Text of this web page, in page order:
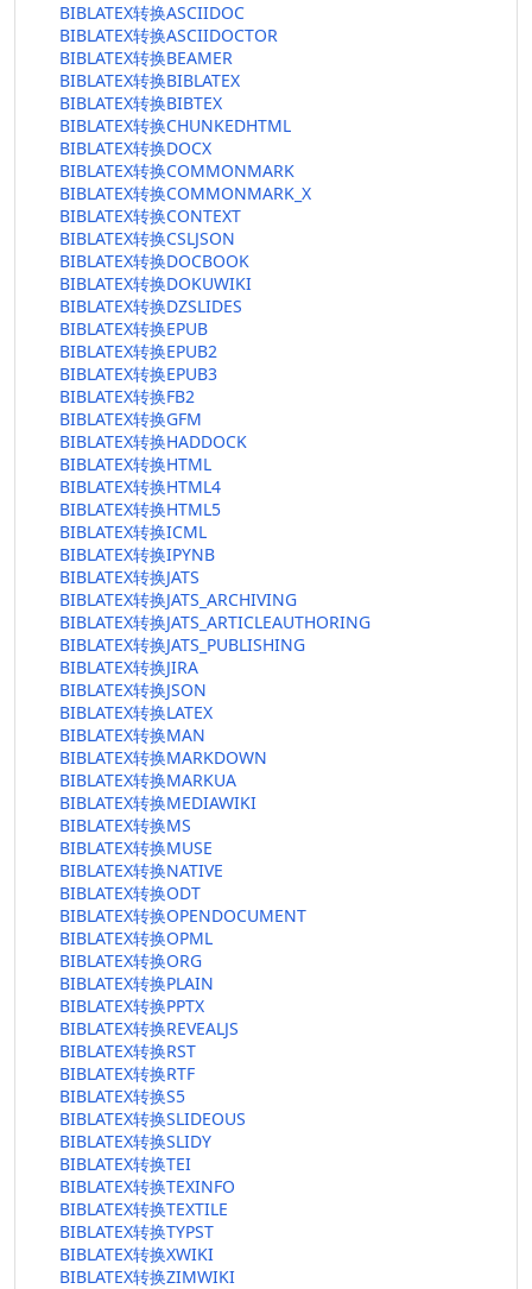
BIBLATEX转换ASCIIDOC
BIBLATEX转换ASCIIDOCTOR
BIBLATEX转换BEAMER
BIBLATEX转换BIBLATEX
BIBLATEX转换BIBTEX
BIBLATEX转换CHUNKEDHTML
BIBLATEX转换DOCX
BIBLATEX转换COMMONMARK
BIBLATEX转换COMMONMARK_X
BIBLATEX转换CONTEXT
BIBLATEX转换CSLJSON
BIBLATEX转换DOCBOOK
BIBLATEX转换DOKUWIKI
BIBLATEX转换DZSLIDES
BIBLATEX转换EPUB
BIBLATEX转换EPUB2
BIBLATEX转换EPUB3
BIBLATEX转换FB2
BIBLATEX转换GFM
BIBLATEX转换HADDOCK
BIBLATEX转换HTML
BIBLATEX转换HTML4
BIBLATEX转换HTML5
BIBLATEX转换ICML
BIBLATEX转换IPYNB
BIBLATEX转换JATS
BIBLATEX转换JATS_ARCHIVING
BIBLATEX转换JATS_ARTICLEAUTHORING
BIBLATEX转换JATS_PUBLISHING
BIBLATEX转换JIRA
BIBLATEX转换JSON
BIBLATEX转换LATEX
BIBLATEX转换MAN
BIBLATEX转换MARKDOWN
BIBLATEX转换MARKUA
BIBLATEX转换MEDIAWIKI
BIBLATEX转换MS
BIBLATEX转换MUSE
BIBLATEX转换NATIVE
BIBLATEX转换ODT
BIBLATEX转换OPENDOCUMENT
BIBLATEX转换OPML
BIBLATEX转换ORG
BIBLATEX转换PLAIN
BIBLATEX转换PPTX
BIBLATEX转换REVEALJS
BIBLATEX转换RST
BIBLATEX转换RTF
BIBLATEX转换S5
BIBLATEX转换SLIDEOUS
BIBLATEX转换SLIDY
BIBLATEX转换TEI
BIBLATEX转换TEXINFO
BIBLATEX转换TEXTILE
BIBLATEX转换TYPST
BIBLATEX转换XWIKI
BIBLATEX转换ZIMWIKI